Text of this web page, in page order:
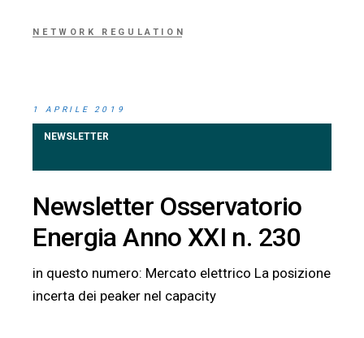
NETWORK REGULATION
1 APRILE 2019
NEWSLETTER
Newsletter Osservatorio
Energia Anno XXI n. 230
in questo numero: Mercato elettrico La posizione
incerta dei peaker nel capacity